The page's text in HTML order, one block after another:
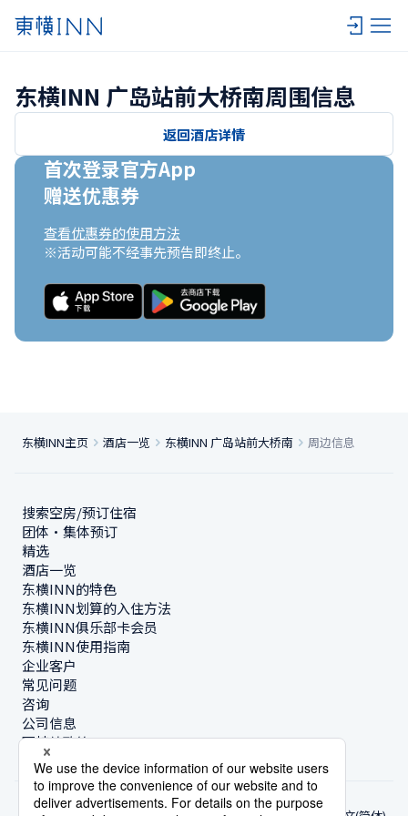
东横INN 广岛站前大桥南周围信息
返回酒店详情
首次登录官方App
赠送优惠券
查看优惠券的使用方法
※活动可能不经事先预告即终止。
东横INN主页 酒店一览 东横INN 广岛站前大桥南 周边信息
搜索空房/预订住宿
团体・集体预订
精选
酒店一览
东横INN的特色
东横INN划算的入住方法
东横INN俱乐部卡会员
东横INN使用指南
企业客户
常见问题
咨询
公司信息
可持续政策